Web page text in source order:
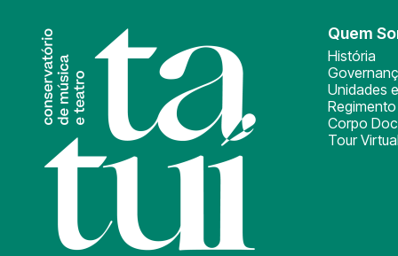
Quem
História
Unidades
Corpo
Tour Virtual